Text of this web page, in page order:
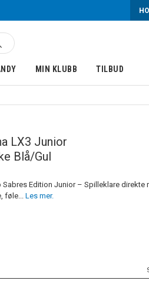
MIN KLUBB TILBUD
LX3 Junior
Blå/Gul
Sabres Edition Junior – Spilleklare direkte
føle...Les mer.